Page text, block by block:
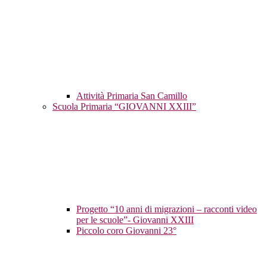
Attività Primaria San Camillo
Scuola Primaria “GIOVANNI XXIII”
Progetto “10 anni di migrazioni – racconti video
per le scuole”- Giovanni XXIII
Piccolo coro Giovanni 23°